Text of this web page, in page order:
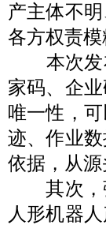
产主体不
各方权责模
本次发布
家码、企
唯一性，
迹、作业
依据，从源
其次，强
人形机器